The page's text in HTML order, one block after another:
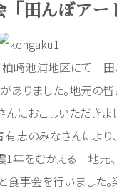
「田んぼアー
崎池浦地区にて 田
ありました。地元の
んにおこしいただきま
有志のみなさんにより
1年をむかえる 地元
食事会を行いました